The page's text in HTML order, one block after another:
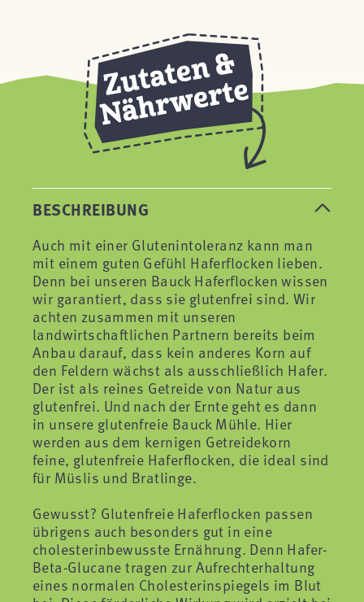
BESCHREIBUNG
Auch mit einer Glutenintoleranz kann man
mit einem guten Gefühl Haferflocken lieben.
Denn bei unseren Bauck Haferflocken wissen
wir garantiert, dass sie glutenfrei sind. Wir
achten zusammen mit unseren
landwirtschaftlichen Partnern bereits beim
Anbau darauf, dass kein anderes Korn auf
den Feldern wächst als ausschließlich Hafer.
Der ist als reines Getreide von Natur aus
glutenfrei. Und nach der Ernte geht es dann
in unsere glutenfreie Bauck Mühle. Hier
werden aus dem kernigen Getreidekorn
feine, glutenfreie Haferflocken, die ideal sind
für Müslis und Bratlinge.
Gewusst? Glutenfreie Haferflocken passen
übrigens auch besonders gut in eine
cholesterinbewusste Ernährung. Denn Hafer-
Beta-Glucane tragen zur Aufrechterhaltung
eines normalen Cholesterinspiegels im Blut